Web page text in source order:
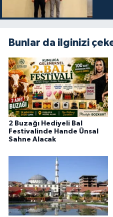
Bunlar da ilginizi
2 Buzağı Hediyeli Bal
Festivalinde Hande Ünsal
Sahne Alacak